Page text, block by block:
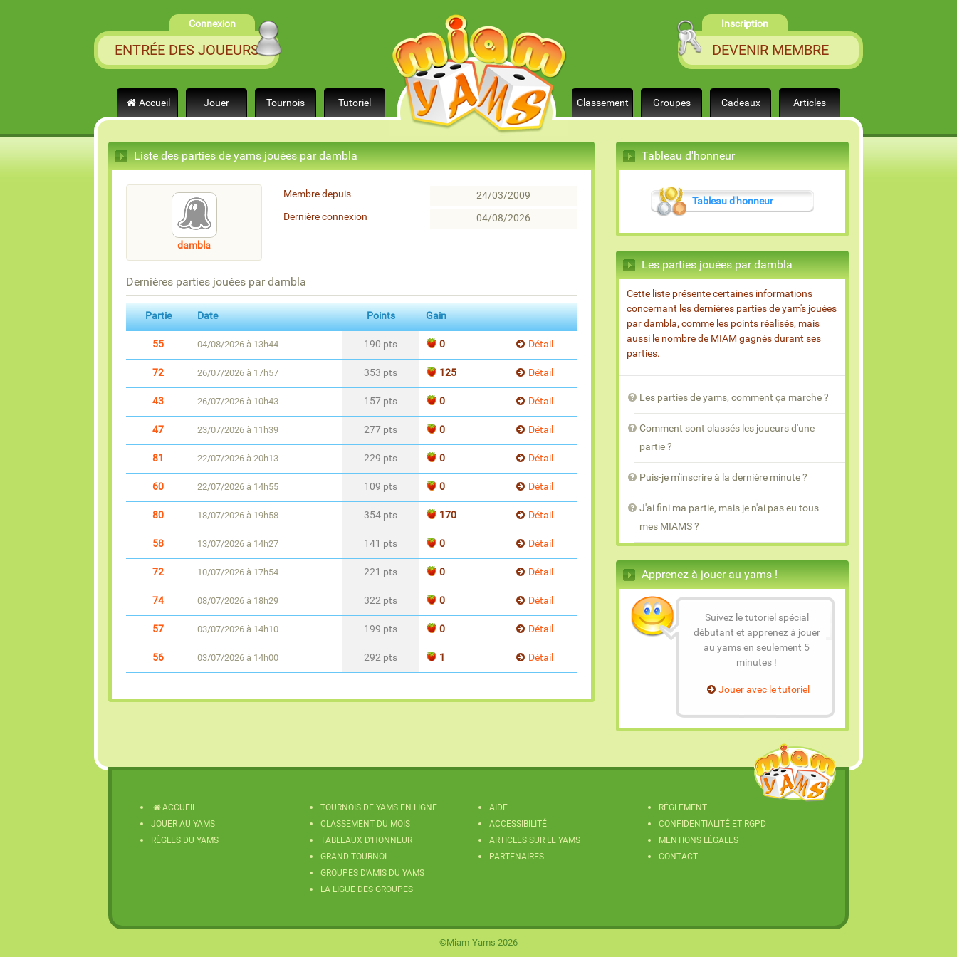
Connexion
ENTRÉE DES JOUEURS
Inscription
DEVENIR MEMBRE
Accueil Jouer Tournois Tutoriel Classement Groupes Cadeaux Articles
Liste des parties de yams jouées par dambla
dambla
Membre depuis
24/03/2009
Dernière connexion
04/08/2026
Dernières parties jouées par dambla
Partie Date Points Gain
55 04/08/2026 à 13h44 190 pts 0 Détail
72 26/07/2026 à 17h57 353 pts 125 Détail
43 26/07/2026 à 10h43 157 pts 0 Détail
47 23/07/2026 à 11h39 277 pts 0 Détail
81 22/07/2026 à 20h13 229 pts 0 Détail
60 22/07/2026 à 14h55 109 pts 0 Détail
80 18/07/2026 à 19h58 354 pts 170 Détail
58 13/07/2026 à 14h27 141 pts 0 Détail
72 10/07/2026 à 17h54 221 pts 0 Détail
74 08/07/2026 à 18h29 322 pts 0 Détail
57 03/07/2026 à 14h10 199 pts 0 Détail
56 03/07/2026 à 14h00 292 pts 1 Détail
Tableau d'honneur
Tableau d'honneur
Les parties jouées par dambla
Cette liste présente certaines informations
concernant les dernières parties de yam's jouées
par dambla, comme les points réalisés, mais
aussi le nombre de MIAM gagnés durant ses
parties.
Les parties de yams, comment ça marche ?
Comment sont classés les joueurs d'une
partie ?
Puis-je m'inscrire à la dernière minute ?
J'ai fini ma partie, mais je n'ai pas eu tous
mes MIAMS ?
Apprenez à jouer au yams !
Suivez le tutoriel spécial
débutant et apprenez à jouer
au yams en seulement 5
minutes !
Jouer avec le tutoriel
ACCUEIL
JOUER AU YAMS
RÈGLES DU YAMS
TOURNOIS DE YAMS EN LIGNE
CLASSEMENT DU MOIS
TABLEAUX D'HONNEUR
GRAND TOURNOI
GROUPES D'AMIS DU YAMS
LA LIGUE DES GROUPES
AIDE
ACCESSIBILITÉ
ARTICLES SUR LE YAMS
PARTENAIRES
RÉGLEMENT
CONFIDENTIALITÉ ET RGPD
MENTIONS LÉGALES
CONTACT
©Miam-Yams 2026